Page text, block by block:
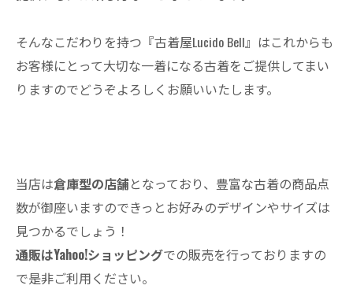
そんなこだわりを持つ『古着屋Lucido Bell』はこれからも
お客様にとって大切な一着になる古着をご提供してまい
りますのでどうぞよろしくお願いいたします。
当店は倉庫型の店舗となっており、豊富な古着の商品点
数が御座いますのできっとお好みのデザインやサイズは
見つかるでしょう！
通販はYahoo!ショッピングでの販売を行っておりますの
で是非ご利用ください。